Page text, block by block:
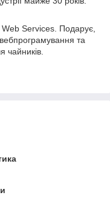
Services. Подарує,
вебпрограмування та
чайників.